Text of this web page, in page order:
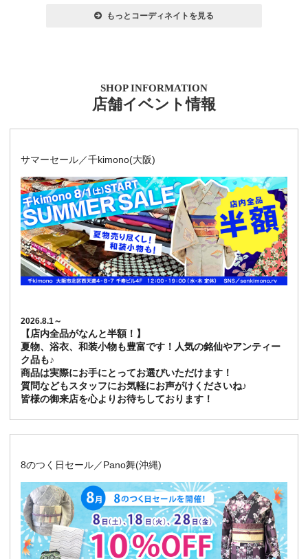
もっとコーディネイトを見る
SHOP INFORMATION
店舗イベント情報
サマーセール／千kimono(大阪)
2026.8.1～
【店内全品がなんと半額！】
夏物、浴衣、和装小物も豊富です！人気の銘仙やアンティー
ク品も♪
商品は実際にお手にとってお選びいただけます！
質問などもスタッフにお気軽にお声がけくださいね♪
皆様の御来店を心よりお待ちしております！
8のつく日セール／Pano舞(沖縄)